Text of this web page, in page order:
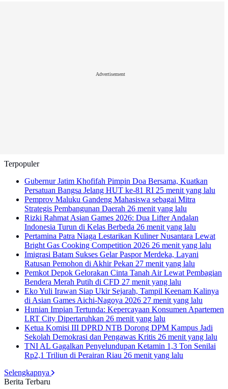
Advertisement
Terpopuler
Gubernur Jatim Khofifah Pimpin Doa Bersama, Kuatkan
Persatuan Bangsa Jelang HUT ke-81 RI 25 menit yang lalu
Pemprov Maluku Gandeng Mahasiswa sebagai Mitra
Strategis Pembangunan Daerah 26 menit yang lalu
Rizki Rahmat Asian Games 2026: Dua Lifter Andalan
Indonesia Turun di Kelas Berbeda 26 menit yang lalu
Pertamina Patra Niaga Lestarikan Kuliner Nusantara Lewat
Bright Gas Cooking Competition 2026 26 menit yang lalu
Imigrasi Batam Sukses Gelar Paspor Merdeka, Layani
Ratusan Pemohon di Akhir Pekan 27 menit yang lalu
Pemkot Depok Gelorakan Cinta Tanah Air Lewat Pembagian
Bendera Merah Putih di CFD 27 menit yang lalu
Eko Yuli Irawan Siap Ukir Sejarah, Tampil Keenam Kalinya
di Asian Games Aichi-Nagoya 2026 27 menit yang lalu
Hunian Impian Tertunda: Kepercayaan Konsumen Apartemen
LRT City Dipertaruhkan 26 menit yang lalu
Ketua Komisi III DPRD NTB Dorong DPM Kampus Jadi
Sekolah Demokrasi dan Pengawas Kritis 26 menit yang lalu
TNI AL Gagalkan Penyelundupan Ketamin 1,3 Ton Senilai
Rp2,1 Triliun di Perairan Riau 26 menit yang lalu
Selengkapnya
Berita Terbaru